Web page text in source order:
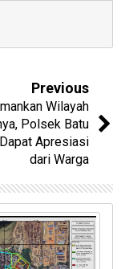
Previous
Wilayah
Polsek Batu
Apresiasi
dari Warga